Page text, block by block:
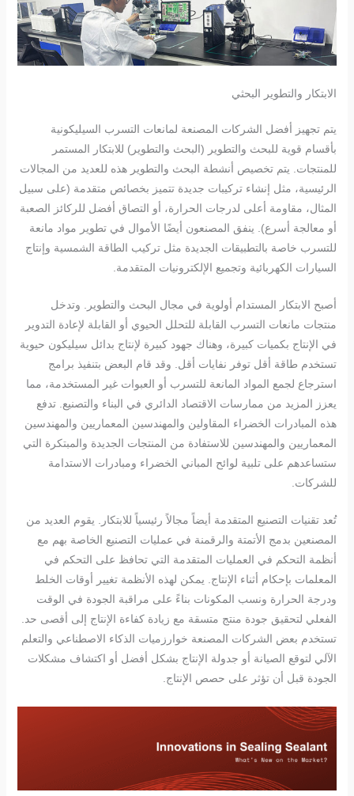
الابتكار والتطوير البحثي
يتم تجهيز أفضل الشركات المصنعة لمانعات التسرب السيليكونية
بأقسام قوية للبحث والتطوير (البحث والتطوير) للابتكار المستمر
للمنتجات. يتم تخصيص أنشطة البحث والتطوير هذه للعديد من المجالات
الرئيسية، مثل إنشاء تركيبات جديدة تتميز بخصائص متقدمة (على سبيل
المثال، مقاومة أعلى لدرجات الحرارة، أو التصاق أفضل للركائز الصعبة
أو معالجة أسرع). ينفق المصنعون أيضًا الأموال في تطوير مواد مانعة
للتسرب خاصة بالتطبيقات الجديدة مثل تركيب الطاقة الشمسية وإنتاج
السيارات الكهربائية وتجميع الإلكترونيات المتقدمة.
أصبح الابتكار المستدام أولوية في مجال البحث والتطوير. وتدخل
منتجات مانعات التسرب القابلة للتحلل الحيوي أو القابلة لإعادة التدوير
في الإنتاج بكميات كبيرة، وهناك جهود كبيرة لإنتاج بدائل سيليكون حيوية
تستخدم طاقة أقل توفر نفايات أقل. وقد قام البعض بتنفيذ برامج
استرجاع لجمع المواد المانعة للتسرب أو العبوات غير المستخدمة، مما
يعزز المزيد من ممارسات الاقتصاد الدائري في البناء والتصنيع. تدفع
هذه المبادرات الخضراء المقاولين والمهندسين المعماريين والمهندسين
المعماريين والمهندسين للاستفادة من المنتجات الجديدة والمبتكرة التي
ستساعدهم على تلبية لوائح المباني الخضراء ومبادرات الاستدامة
للشركات.
تُعد تقنيات التصنيع المتقدمة أيضاً مجالاً رئيسياً للابتكار. يقوم العديد من
المصنعين بدمج الأتمتة والرقمنة في عمليات التصنيع الخاصة بهم مع
أنظمة التحكم في العمليات المتقدمة التي تحافظ على التحكم في
المعلمات بإحكام أثناء الإنتاج. يمكن لهذه الأنظمة تغيير أوقات الخلط
ودرجة الحرارة ونسب المكونات بناءً على مراقبة الجودة في الوقت
الفعلي لتحقيق جودة منتج متسقة مع زيادة كفاءة الإنتاج إلى أقصى حد.
تستخدم بعض الشركات المصنعة خوارزميات الذكاء الاصطناعي والتعلم
الآلي لتوقع الصيانة أو جدولة الإنتاج بشكل أفضل أو اكتشاف مشكلات
الجودة قبل أن تؤثر على حصص الإنتاج.